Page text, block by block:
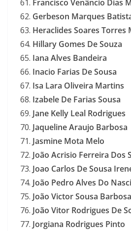
Francisco Venâncio Dias
Gerbeson Marques
Heraclides Soares Torres
Hillary Gomes De Souza
Iana Alves Bandeira
Inacio Farias De Sousa
Isa Lara Oliveira Martins
Izabele De Farias Sousa
Jane Kelly Leal Rodrigues
Jaqueline Araujo Barbosa
Jasmine Mota Melo
João Acrisio Ferreira Dos
Joao Carlos De Sousa
João Pedro Alves Do
João Victor Sousa Barbosa
João Vitor Rodrigues De
Jorgiana Rodrigues Pinto